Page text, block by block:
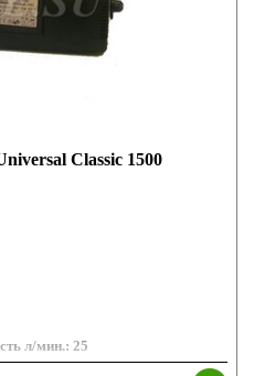
Classic 1500
л/мин.: 25
л/час.: 1500